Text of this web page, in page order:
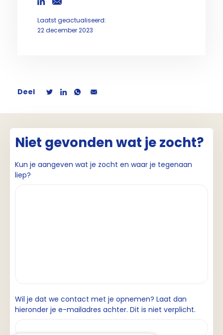
Laatst geactualiseerd:
22 december 2023
Deel
Niet gevonden wat je zocht?
Kun je aangeven wat je zocht en waar je tegenaan
liep?
Wil je dat we contact met je opnemen? Laat dan
hieronder je e-mailadres achter. Dit is niet verplicht.